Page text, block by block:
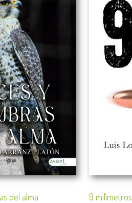
del alma 9 milímetros